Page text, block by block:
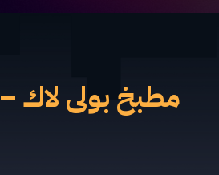
مطبخ بولى لاك – Polylac